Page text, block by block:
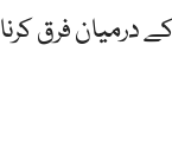
درمیان فرق